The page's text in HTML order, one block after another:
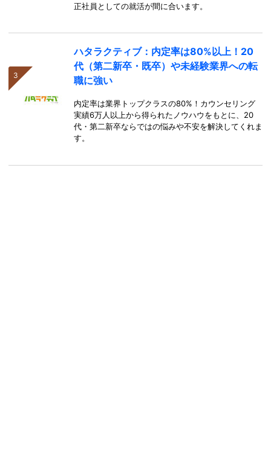
正社員としての就活が間に合います。
ハタラクティブ：内定率は80%以上！20
代（第二新卒・既卒）や未経験業界への転
職に強い
内定率は業界トップクラスの80%！カウンセリング
実績6万人以上から得られたノウハウをもとに、20
代・第二新卒ならではの悩みや不安を解決してくれま
す。